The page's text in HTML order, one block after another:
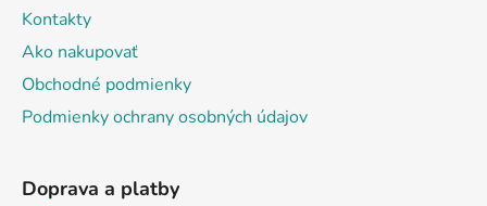
Kontakty
Ako nakupovať
Obchodné podmienky
Podmienky ochrany osobných údajov
Doprava a platby